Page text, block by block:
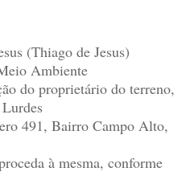
(Thiago de Jesus)
Ambiente
do proprietário do terreno,
491, Bairro Campo Alto,
à mesma, conforme